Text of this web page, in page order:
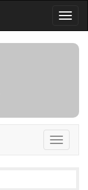
Toggle